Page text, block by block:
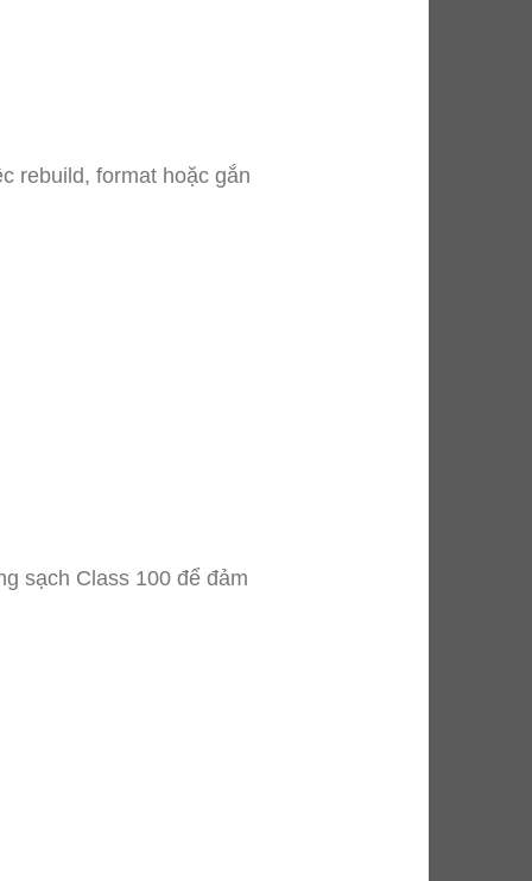
rebuild, format hoặc gắn
sạch Class 100 để đảm